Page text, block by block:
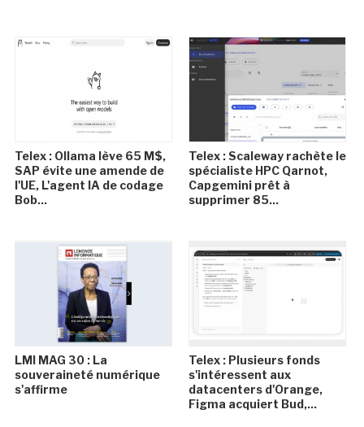
Telex : Ollama lève 65 M$,
SAP évite une amende de
l'UE, L'agent IA de codage
Bob...
Telex : Scaleway rachète le
spécialiste HPC Qarnot,
Capgemini prêt à
supprimer 85...
LMI MAG 30 : La
souveraineté numérique
s'affirme
Telex : Plusieurs fonds
s'intéressent aux
datacenters d'Orange,
Figma acquiert Bud,...